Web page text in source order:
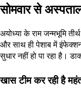
सोमवार से
अयोध्या के राम जन्मभूमि
और साथ ही पेशाब में
सुधार नहीं हो पा रहा है।
खास टीम कर रही है